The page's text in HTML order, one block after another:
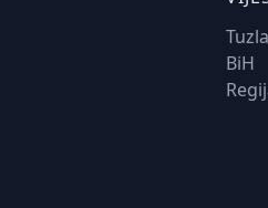
BiH